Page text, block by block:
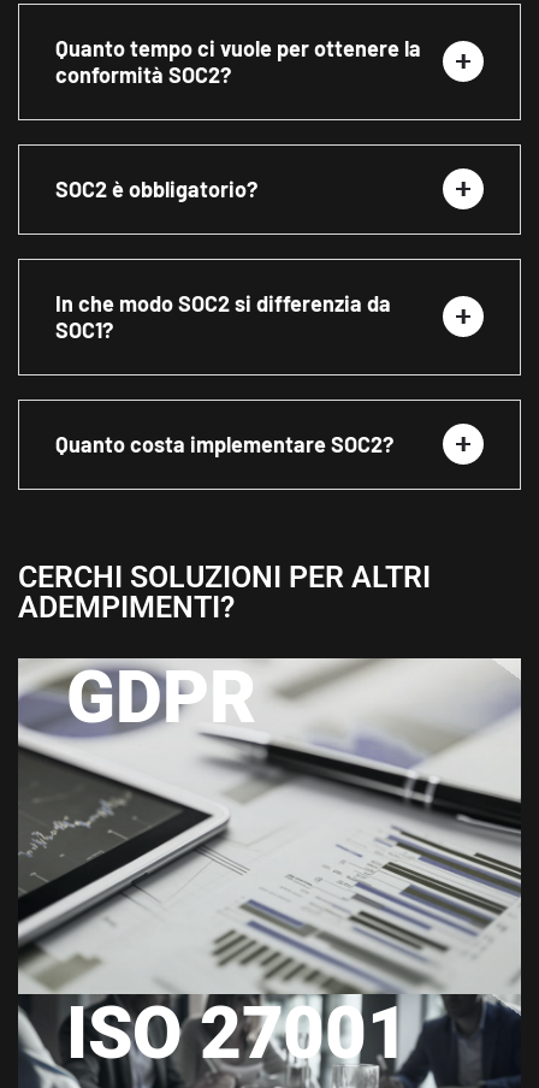
Quanto tempo ci vuole per ottenere la
conformità SOC2?
SOC2 è obbligatorio?
In che modo SOC2 si differenzia da
SOC1?
Quanto costa implementare SOC2?
CERCHI SOLUZIONI PER ALTRI
ADEMPIMENTI?
GDPR
ISO 27001